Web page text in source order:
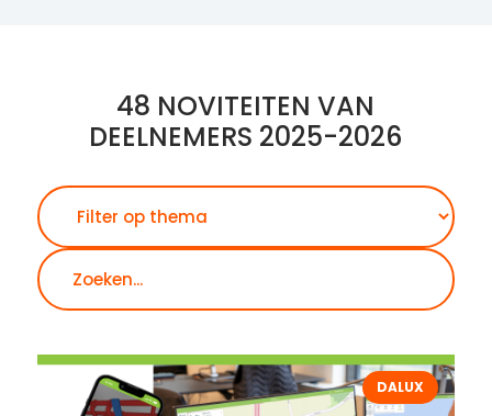
48 NOVITEITEN VAN
DEELNEMERS 2025-2026
DALUX